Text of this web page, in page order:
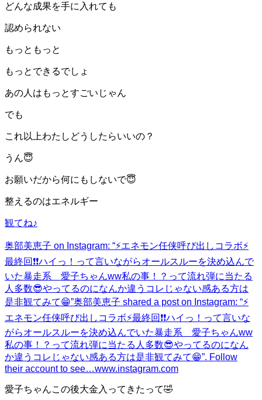
どんな成果を手に入れても
認められない
もっともっと
もっとできるでしょ
あの人はもっとすごいじゃん
でも
これ以上わたしどうしたらいいの？
うん😇
お願いだから何にもしないで😇
整えるのはエネルギー
観てね♪
奥部美恵子 on Instagram: “⚡️エネモン任侠呼び出しコラボ⚡️
最終回❗️❗️ハイっ！って言いながらオールスルーを決め込んで
いた暴走系 愛子ちゃんww私の事！？って流れ弾に当たる
人多数😎やってるのになんか違うコレじゃない感ある方は
是非観てみて😁”奥部美恵子 shared a post on Instagram: “⚡️
エネモン任侠呼び出しコラボ⚡️最終回❗️❗️ハイっ！って言いな
がらオールスルーを決め込んでいた暴走系 愛子ちゃんww
私の事！？って流れ弾に当たる人多数😎やってるのになん
か違うコレじゃない感ある方は是非観てみて😁”. Follow
their account to see…www.instagram.com
愛子ちゃんこの後大金入ってきたって🤣